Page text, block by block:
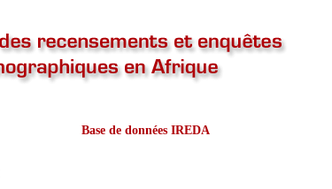
Base de données IREDA